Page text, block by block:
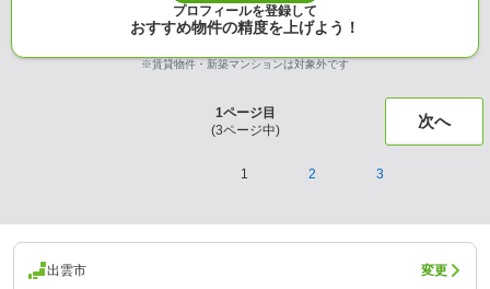
プロフィールを登録して
おすすめ物件の精度を上げよう！
※賃貸物件・新築マンションは対象外です
1ページ目
(3ページ中) 次へ
1 2 3
出雲市 変更